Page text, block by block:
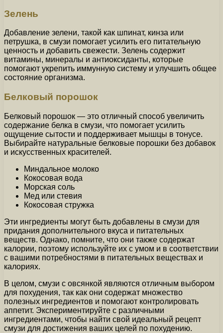
Зелень
Добавление зелени, такой как шпинат, кинза или
петрушка, в смузи помогает усилить его питательную
ценность и добавить свежести. Зелень содержит
витамины, минералы и антиоксиданты, которые
помогают укрепить иммунную систему и улучшить общее
состояние организма.
Белковый порошок
Белковый порошок — это отличный способ увеличить
содержание белка в смузи, что помогает усилить
ощущение сытости и поддерживает мышцы в тонусе.
Выбирайте натуральные белковые порошки без добавок
и искусственных красителей.
Миндальное молоко
Кокосовая вода
Морская соль
Мед или стевия
Кокосовая стружка
Эти ингредиенты могут быть добавлены в смузи для
придания дополнительного вкуса и питательных
веществ. Однако, помните, что они также содержат
калории, поэтому используйте их с умом и в соответствии
с вашими потребностями в питательных веществах и
калориях.
В целом, смузи с овсянкой являются отличным выбором
для похудения, так как они содержат множество
полезных ингредиентов и помогают контролировать
аппетит. Экспериментируйте с различными
ингредиентами, чтобы найти свой идеальный рецепт
смузи для достижения ваших целей по похудению.